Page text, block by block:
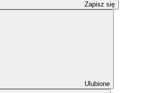
Zapisz się
Ulubione